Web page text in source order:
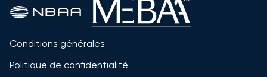
Conditions générales
Politique de confidentialité